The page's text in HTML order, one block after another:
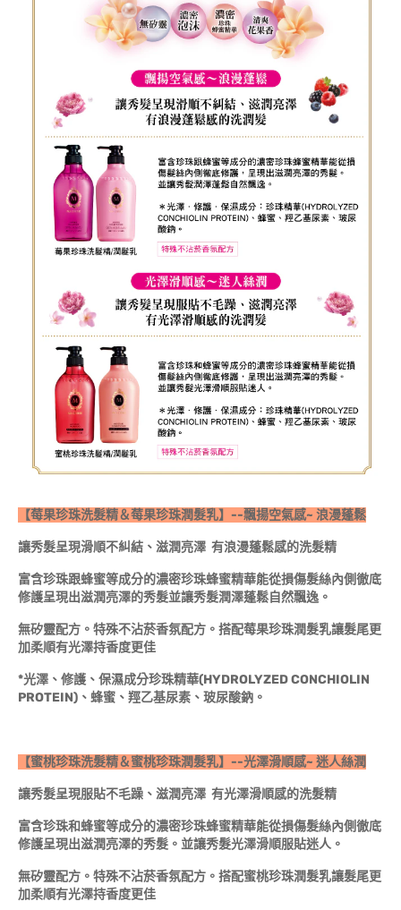
【莓果珍珠洗髮精＆莓果珍珠潤髮乳】--飄揚空氣感~ 浪漫蓬鬆
讓秀髮呈現滑順不糾結、滋潤亮澤 有浪漫蓬鬆感的洗髮精
富含珍珠跟蜂蜜等成分的濃密珍珠蜂蜜精華能從損傷髮絲內側徹底
修護呈現出滋潤亮澤的秀髮並讓秀髮潤澤蓬鬆自然飄逸。
無矽靈配方。特殊不沾菸香氛配方。搭配莓果珍珠潤髮乳讓髮尾更
加柔順有光澤持香度更佳
*光澤、修護、保濕成分珍珠精華(HYDROLYZED CONCHIOLIN
PROTEIN)、蜂蜜、羥乙基尿素、玻尿酸鈉。
【蜜桃珍珠洗髮精＆蜜桃珍珠潤髮乳】--光澤滑順感~ 迷人絲潤
讓秀髮呈現服貼不毛躁、滋潤亮澤 有光澤滑順感的洗髮精
富含珍珠和蜂蜜等成分的濃密珍珠蜂蜜精華能從損傷髮絲內側徹底
修護呈現出滋潤亮澤的秀髮。並讓秀髮光澤滑順服貼迷人。
無矽靈配方。特殊不沾菸香氛配方。搭配蜜桃珍珠潤髮乳讓髮尾更
加柔順有光澤持香度更佳